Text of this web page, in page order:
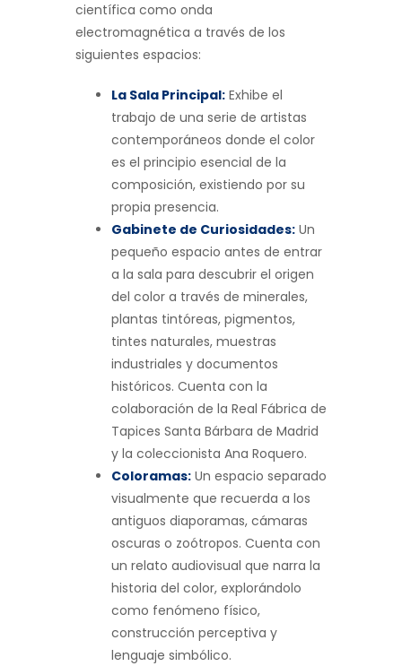
científica como onda
electromagnética a través de los
siguientes espacios:
La Sala Principal: Exhibe el
trabajo de una serie de artistas
contemporáneos donde el color
es el principio esencial de la
composición, existiendo por su
propia presencia.
Gabinete de Curiosidades: Un
pequeño espacio antes de entrar
a la sala para descubrir el origen
del color a través de minerales,
plantas tintóreas, pigmentos,
tintes naturales, muestras
industriales y documentos
históricos. Cuenta con la
colaboración de la Real Fábrica de
Tapices Santa Bárbara de Madrid
y la coleccionista Ana Roquero.
Coloramas: Un espacio separado
visualmente que recuerda a los
antiguos diaporamas, cámaras
oscuras o zoótropos. Cuenta con
un relato audiovisual que narra la
historia del color, explorándolo
como fenómeno físico,
construcción perceptiva y
lenguaje simbólico.